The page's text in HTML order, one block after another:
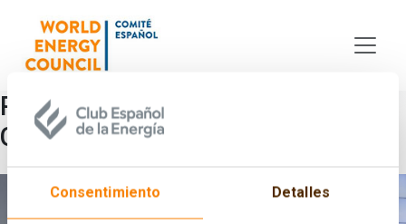
Consentimiento Detalles
PRESENTACIÓN «ENERGÍA Y
GEOESTRATEGIA 2014»